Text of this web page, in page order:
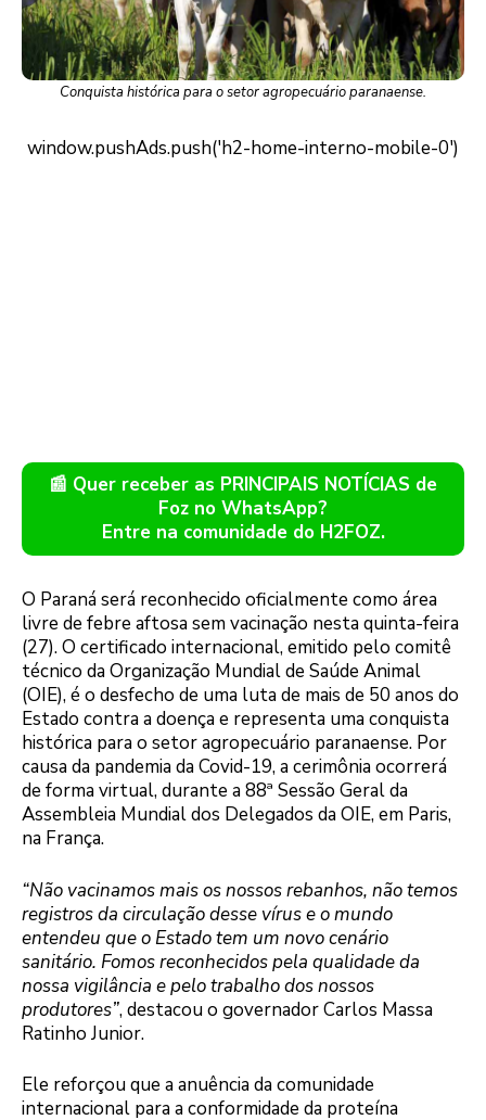
Conquista histórica para o setor agropecuário paranaense.
📰 Quer receber as PRINCIPAIS NOTÍCIAS de
Foz no WhatsApp?
Entre na comunidade do H2FOZ.
O Paraná será reconhecido oficialmente como área
livre de febre aftosa sem vacinação nesta quinta-feira
(27). O certificado internacional, emitido pelo comitê
técnico da Organização Mundial de Saúde Animal
(OIE), é o desfecho de uma luta de mais de 50 anos do
Estado contra a doença e representa uma conquista
histórica para o setor agropecuário paranaense. Por
causa da pandemia da Covid-19, a cerimônia ocorrerá
de forma virtual, durante a 88ª Sessão Geral da
Assembleia Mundial dos Delegados da OIE, em Paris,
na França.
“Não vacinamos mais os nossos rebanhos, não temos
registros da circulação desse vírus e o mundo
entendeu que o Estado tem um novo cenário
sanitário. Fomos reconhecidos pela qualidade da
nossa vigilância e pelo trabalho dos nossos
produtores”, destacou o governador Carlos Massa
Ratinho Junior.
Ele reforçou que a anuência da comunidade
internacional para a conformidade da proteína